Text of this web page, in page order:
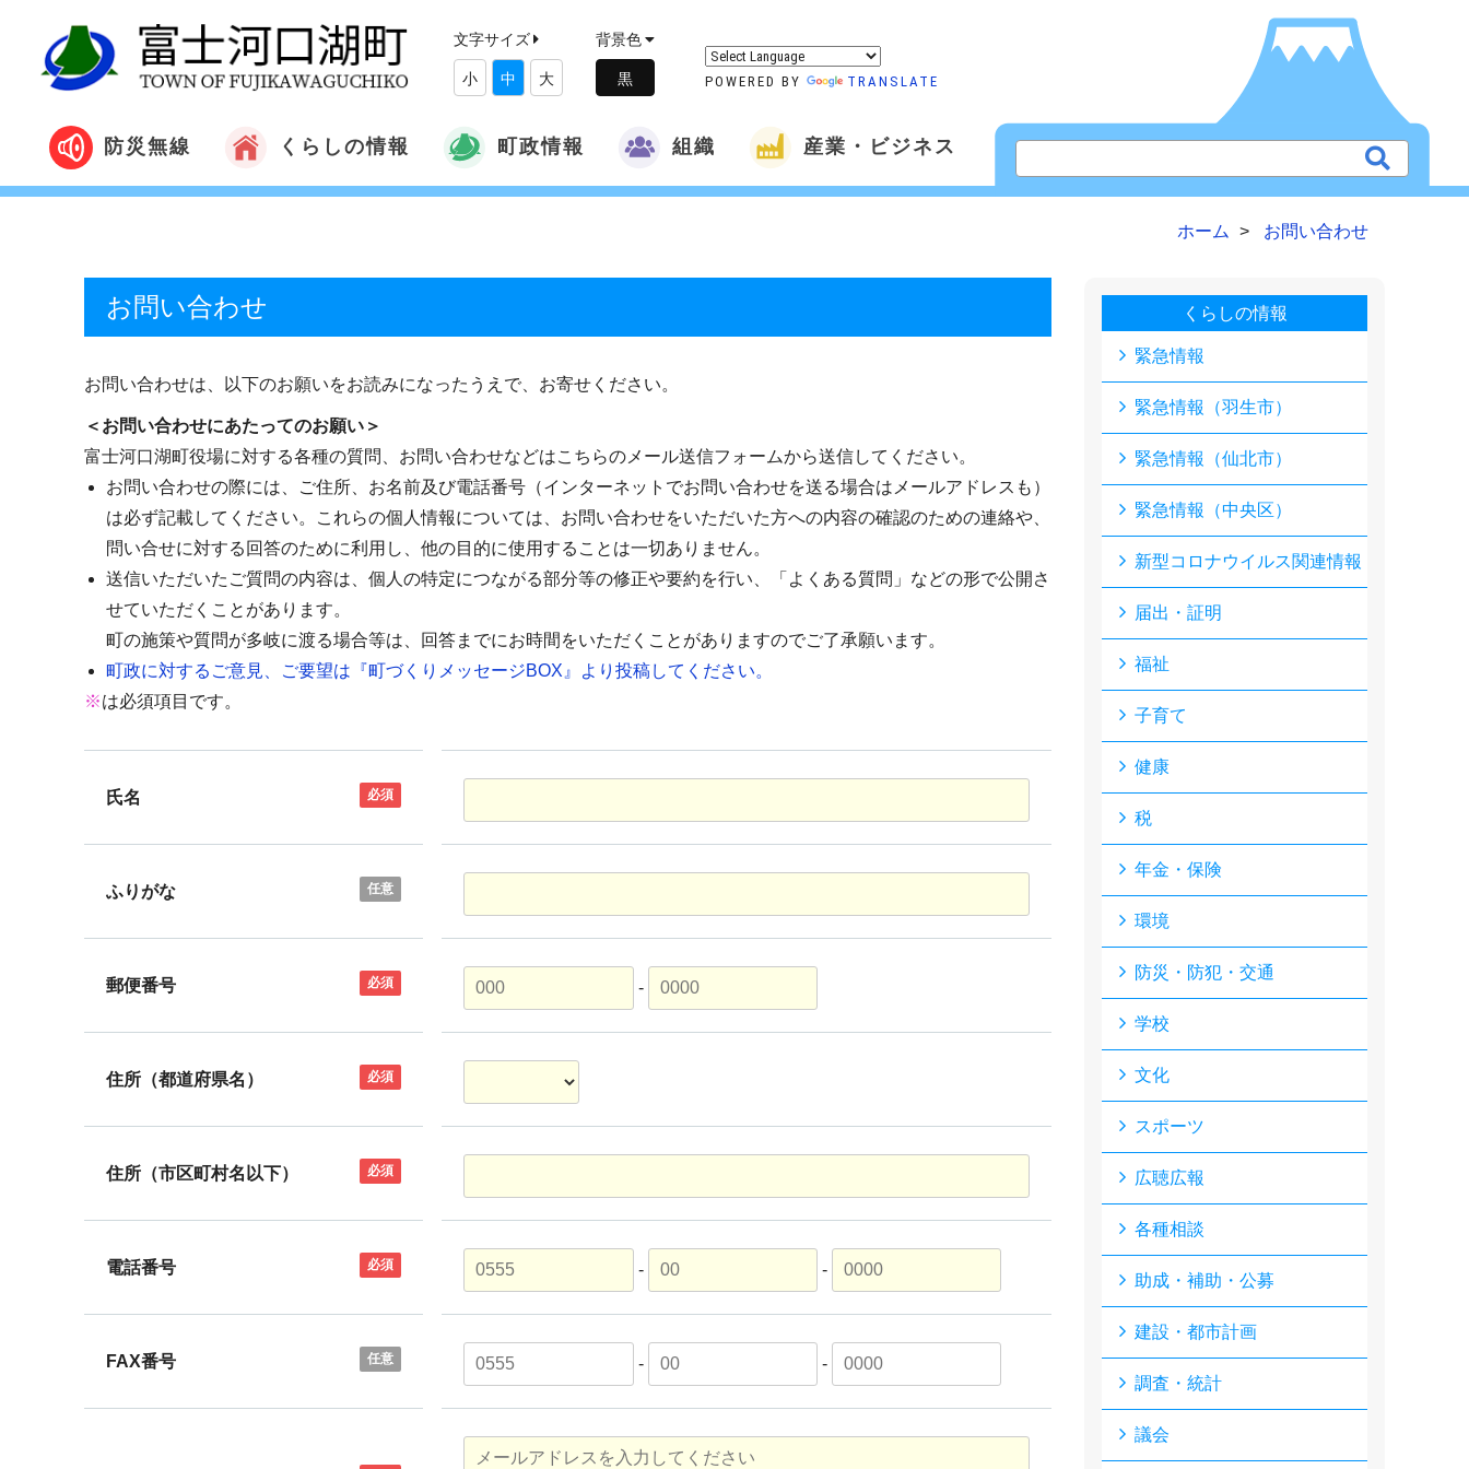
文字サイズ
小 中 大
背景色
POWERED BY TRANSLATE
防災無線 くらしの情報 町政情報 組織 産業・ビジネス
ホーム お問い合わせ
お問い合わせ
お問い合わせは、以下のお願いをお読みになったうえで、お寄せください。
＜お問い合わせにあたってのお願い＞
富士河口湖町役場に対する各種の質問、お問い合わせなどはこちらのメール送信フォームから送信してください。
お問い合わせの際には、ご住所、お名前及び電話番号（インターネットでお問い合わせを送る場合はメールアドレスも）
は必ず記載してください。これらの個人情報については、お問い合わせをいただいた方への内容の確認のための連絡や、
問い合せに対する回答のために利用し、他の目的に使用することは一切ありません。
送信いただいたご質問の内容は、個人の特定につながる部分等の修正や要約を行い、「よくある質問」などの形で公開さ
せていただくことがあります。
町の施策や質問が多岐に渡る場合等は、回答までにお時間をいただくことがありますのでご了承願います。
町政に対するご意見、ご要望は『町づくりメッセージBOX』より投稿してください。
※は必須項目です。
氏名 必須
ふりがな 任意
郵便番号 必須 -
住所（都道府県名） 必須
住所（市区町村名以下） 必須
電話番号 必須 - -
FAX番号 任意 - -
くらしの情報
緊急情報
緊急情報（羽生市）
緊急情報（仙北市）
緊急情報（中央区）
新型コロナウイルス関連情報
届出・証明
福祉
子育て
健康
税
年金・保険
環境
防災・防犯・交通
学校
文化
スポーツ
広聴広報
各種相談
助成・補助・公募
建設・都市計画
調査・統計
議会